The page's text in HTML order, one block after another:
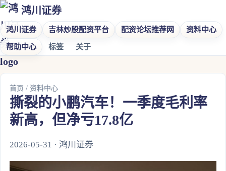
鸿川证券
鸿川证券 吉林炒股配资平台 配资论坛推荐网 资料中心
帮助中心 标签 关于
首页 / 资料中心
撕裂的小鹏汽车！一季度毛利率
新高，但净亏17.8亿
2026-05-31 · 鸿川证券